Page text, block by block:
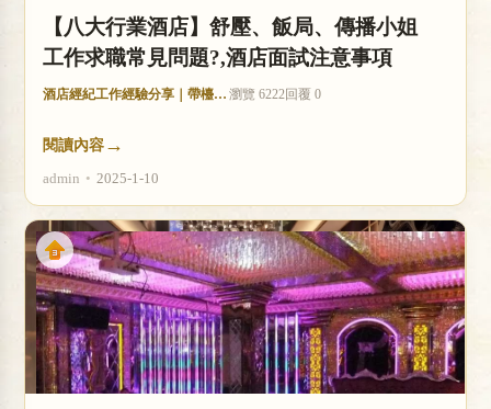
【八大行業酒店】舒壓、飯局、傳播小姐
工作求職常見問題?,酒店面試注意事項
酒店經紀工作經驗分享｜帶檯技巧與收入分析 瀏覽 6222回覆 0
閱讀內容 →
admin • 2025-1-10